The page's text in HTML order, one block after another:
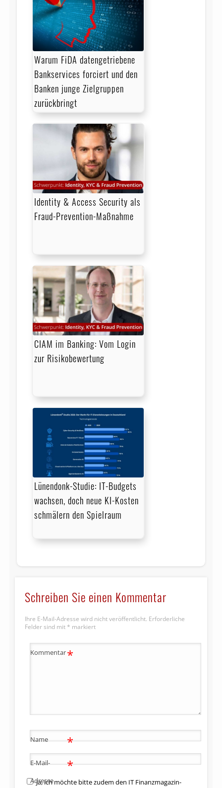
Warum FiDA datengetriebene
Bankservices forciert und den
Banken junge Zielgruppen
zurückbringt
Identity & Access Security als
Fraud-Prevention-Maßnahme
CIAM im Banking: Vom Login
zur Risikobewertung
Lünendonk-Studie: IT-Budgets
wachsen, doch neue KI-Kosten
schmälern den Spielraum
Schreiben Sie einen Kommentar
Ihre E-Mail-Adresse wird nicht veröffentlicht. Erforderliche
Felder sind mit * markiert
Kommentar*
Name *
E-Mail-
Adresse
*
Ja, ich möchte bitte zudem den IT Finanzmagazin-